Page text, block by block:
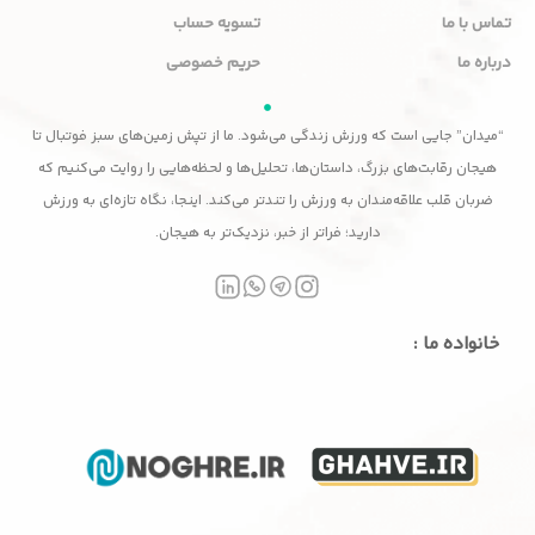
تماس با ما
درباره ما
تسویه حساب
حریم خصوصی
“میدان” جایی است که ورزش زندگی می‌شود. ما از تپش زمین‌های سبز فوتبال تا
هیجان رقابت‌های بزرگ، داستان‌ها، تحلیل‌ها و لحظه‌هایی را روایت می‌کنیم که
ضربان قلب علاقه‌مندان به ورزش را تندتر می‌کند. اینجا، نگاه تازه‌ای به ورزش
دارید؛ فراتر از خبر، نزدیک‌تر به هیجان.
خانواده ما :